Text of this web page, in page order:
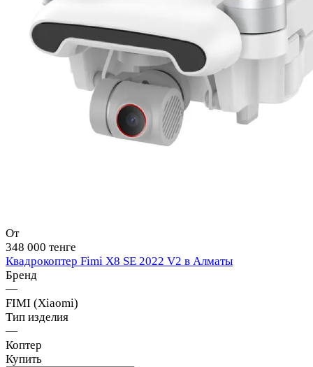
От
348 000 тенге
Квадрокоптер Fimi X8 SE 2022 V2 в Алматы
Бренд
—
FIMI (Xiaomi)
Тип изделия
—
Коптер
Купить